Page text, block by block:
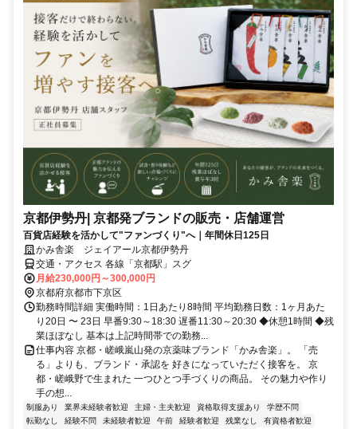
京都伊勢丹| 京都発ブランドの販売・店舗運営
百貨店経験を活かして"ファンづくり"へ｜年間休日125日
かみ舎楽 ジェイアール京都伊勢丹
交通・アクセス 各線「京都駅」スグ
月給230,000円～300,000円
京都府京都市下京区
勤務時間詳細 実働時間：1日あたり8時間 平均勤務日数：1ヶ月あた
り20日 〜 23日 早番9:30～18:30 遅番11:30～20:30 ◆休憩1時間 ◆残
業ほぼなし 基本は上記時間帯での勤務...
仕事内容 京都・嵯峨嵐山発の京薬味ブランド「かみ舎楽」。 「売
る」よりも、ブランド・承認を 好きになっていただく接客を。 京
都・嵯峨野で生まれた 一つひとつ手づくりの商品。 その魅力や作り
手の想...
制服あり 業界未経験者歓迎 主婦・主夫歓迎 資格取得支援あり
学歴不問
転勤なし
経験不問 未経験者歓迎 午前 経験者歓迎 残業なし
有資格者歓迎